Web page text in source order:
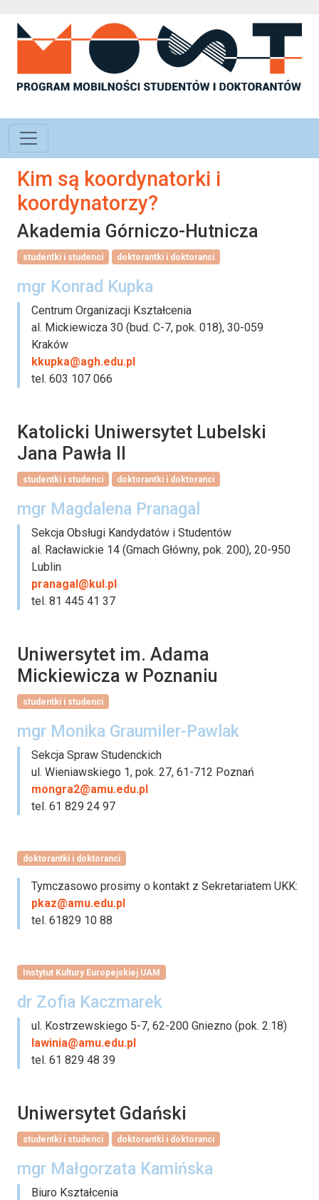
Kim są koordynatorki i
koordynatorzy?
Akademia Górniczo-Hutnicza
studentki i studenci doktorantki i doktoranci
mgr Konrad Kupka
Centrum Organizacji Kształcenia
al. Mickiewicza 30 (bud. C-7, pok. 018), 30-059
Kraków
kkupka@agh.edu.pl
tel. 603 107 066
Katolicki Uniwersytet Lubelski
Jana Pawła II
studentki i studenci doktorantki i doktoranci
mgr Magdalena Pranagal
Sekcja Obsługi Kandydatów i Studentów
al. Racławickie 14 (Gmach Główny, pok. 200), 20-950
Lublin
pranagal@kul.pl
tel. 81 445 41 37
Uniwersytet im. Adama
Mickiewicza w Poznaniu
studentki i studenci
mgr Monika Graumiler-Pawlak
Sekcja Spraw Studenckich
ul. Wieniawskiego 1, pok. 27, 61-712 Poznań
mongra2@amu.edu.pl
tel. 61 829 24 97
doktorantki i doktoranci
Tymczasowo prosimy o kontakt z Sekretariatem UKK:
pkaz@amu.edu.pl
tel. 61829 10 88
Instytut Kultury Europejskiej UAM
dr Zofia Kaczmarek
ul. Kostrzewskiego 5-7, 62-200 Gniezno (pok. 2.18)
lawinia@amu.edu.pl
tel. 61 829 48 39
Uniwersytet Gdański
studentki i studenci doktorantki i doktoranci
mgr Małgorzata Kamińska
Biuro Kształcenia